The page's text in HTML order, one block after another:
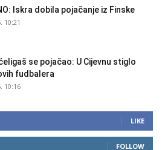
Iskra dobila pojačanje iz Finske
10:21
se pojačao: U Cijevnu stiglo
fudbalera
10:16
LIKE
FOLLOW